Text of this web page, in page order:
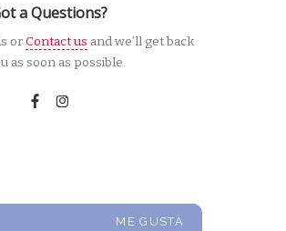
a Questions?
orContact us and we’ll get back
as soon as possible.
ME GUSTA